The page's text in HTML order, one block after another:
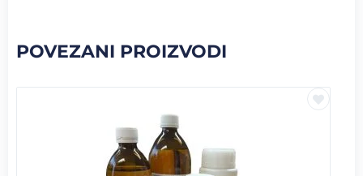
POVEZANI PROIZVODI